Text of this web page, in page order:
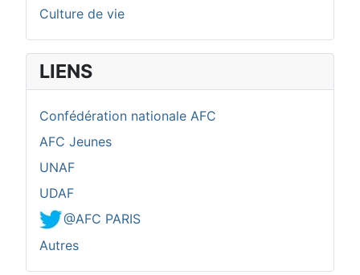
Culture de vie
LIENS
Confédération nationale AFC
AFC Jeunes
UNAF
UDAF
@AFC PARIS
Autres